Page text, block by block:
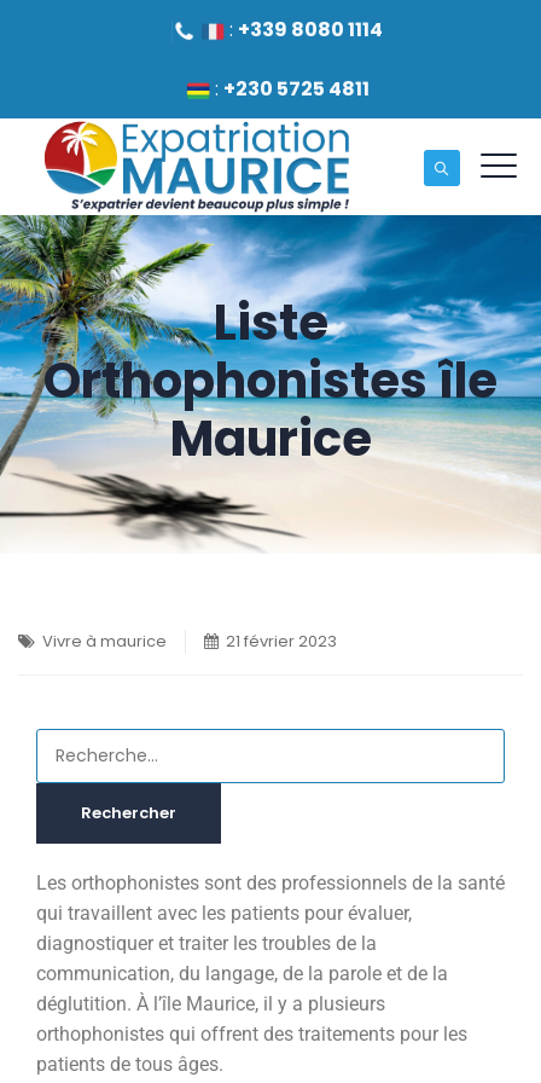
: +339 8080 1114
: +230 5725 4811
Liste
Orthophonistes île
Maurice
Vivre à maurice 21 février 2023
Rechercher
Les orthophonistes sont des professionnels de la santé
qui travaillent avec les patients pour évaluer,
diagnostiquer et traiter les troubles de la
communication, du langage, de la parole et de la
déglutition. À l’île Maurice, il y a plusieurs
orthophonistes qui offrent des traitements pour les
patients de tous âges.